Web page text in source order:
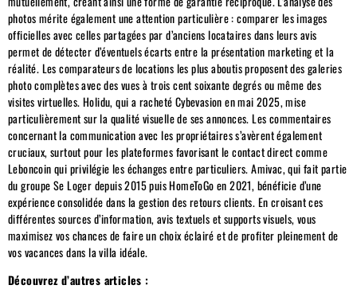
photos mérite également une attention particulière : comparer les images
officielles avec celles partagées par d’anciens locataires dans leurs avis
permet de détecter d’éventuels écarts entre la présentation marketing et la
réalité. Les comparateurs de locations les plus aboutis proposent des galeries
photo complètes avec des vues à trois cent soixante degrés ou même des
visites virtuelles. Holidu, qui a racheté Cybevasion en mai 2025, mise
particulièrement sur la qualité visuelle de ses annonces. Les commentaires
concernant la communication avec les propriétaires s’avèrent également
cruciaux, surtout pour les plateformes favorisant le contact direct comme
Leboncoin qui privilégie les échanges entre particuliers. Amivac, qui fait partie
du groupe Se Loger depuis 2015 puis HomeToGo en 2021, bénéficie d’une
expérience consolidée dans la gestion des retours clients. En croisant ces
différentes sources d’information, avis textuels et supports visuels, vous
maximisez vos chances de faire un choix éclairé et de profiter pleinement de
vos vacances dans la villa idéale.
Découvrez d’autres articles :